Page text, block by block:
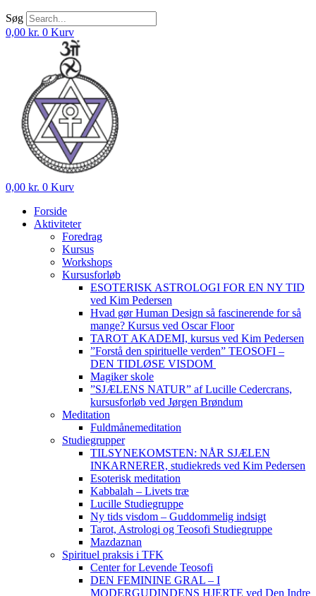
Søg
0,00 kr. 0 Kurv
0,00 kr. 0 Kurv
Forside
Aktiviteter
Foredrag
Kursus
Workshops
Kursusforløb
ESOTERISK ASTROLOGI FOR EN NY TID
ved Kim Pedersen
Hvad gør Human Design så fascinerende for så
mange? Kursus ved Oscar Floor
TAROT AKADEMI, kursus ved Kim Pedersen
”Forstå den spirituelle verden” TEOSOFI –
DEN TIDLØSE VISDOM
Magiker skole
”SJÆLENS NATUR” af Lucille Cedercrans,
kursusforløb ved Jørgen Brøndum
Meditation
Fuldmånemeditation
Studiegrupper
TILSYNEKOMSTEN: NÅR SJÆLEN
INKARNERER, studiekreds ved Kim Pedersen
Esoterisk meditation
Kabbalah – Livets træ
Lucille Studiegruppe
Ny tids visdom – Guddommelig indsigt
Tarot, Astrologi og Teosofi Studiegruppe
Mazdaznan
Spirituel praksis i TFK
Center for Levende Teosofi
DEN FEMININE GRAL – I
MODERGUDINDENS HJERTE ved Den Indre